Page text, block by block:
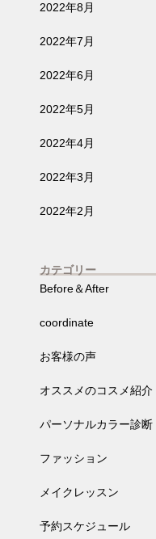
2022年8月
2022年7月
2022年6月
2022年5月
2022年4月
2022年3月
2022年2月
カテゴリー
Before＆After
coordinate
お客様の声
オススメのコスメ紹介
パーソナルカラー診断
ファッション
メイクレッスン
予約スケジュール